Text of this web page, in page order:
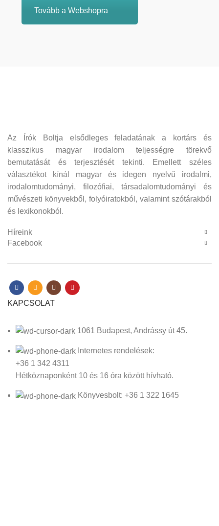
Tovább a Webshopra
Az Írók Boltja elsődleges feladatának a kortárs és
klasszikus magyar irodalom teljességre törekvő
bemutatását és terjesztését tekinti. Emellett széles
választékot kínál magyar és idegen nyelvű irodalmi,
irodalomtudományi, filozófiai, társadalomtudományi és
művészeti könyvekből, folyóiratokból, valamint szótárakból
és lexikonokból.
Híreink
Facebook
KAPCSOLAT
1061 Budapest, Andrássy út 45.
Internetes rendelések:
+36 1 342 4311
Hétköznaponként 10 és 16 óra között hívható.
Könyvesbolt: +36 1 322 1645